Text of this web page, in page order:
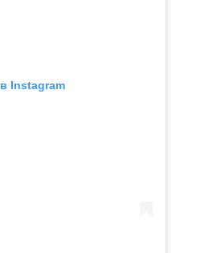
Instagram